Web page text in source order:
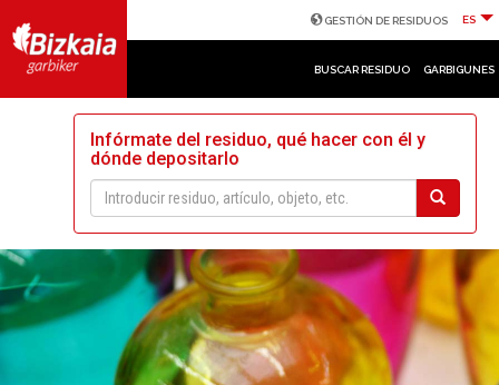
GESTIÓN DE RESIDUOS ES
BUSCAR RESIDUO GARBIGUNES
Infórmate del residuo, qué hacer con él y
dónde depositarlo